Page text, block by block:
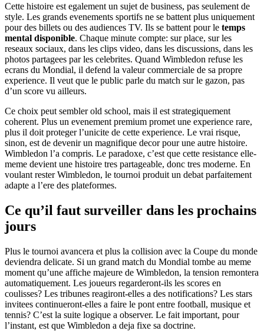
Cette histoire est egalement un sujet de business, pas seulement de
style. Les grands evenements sportifs ne se battent plus uniquement
pour des billets ou des audiences TV. Ils se battent pour le temps
mental disponible. Chaque minute compte: sur place, sur les
reseaux sociaux, dans les clips video, dans les discussions, dans les
photos partagees par les celebrites. Quand Wimbledon refuse les
ecrans du Mondial, il defend la valeur commerciale de sa propre
experience. Il veut que le public parle du match sur le gazon, pas
d’un score vu ailleurs.
Ce choix peut sembler old school, mais il est strategiquement
coherent. Plus un evenement premium promet une experience rare,
plus il doit proteger l’unicite de cette experience. Le vrai risque,
sinon, est de devenir un magnifique decor pour une autre histoire.
Wimbledon l’a compris. Le paradoxe, c’est que cette resistance elle-
meme devient une histoire tres partageable, donc tres moderne. En
voulant rester Wimbledon, le tournoi produit un debat parfaitement
adapte a l’ere des plateformes.
Ce qu’il faut surveiller dans les prochains
jours
Plus le tournoi avancera et plus la collision avec la Coupe du monde
deviendra delicate. Si un grand match du Mondial tombe au meme
moment qu’une affiche majeure de Wimbledon, la tension remontera
automatiquement. Les joueurs regarderont-ils les scores en
coulisses? Les tribunes reagiront-elles a des notifications? Les stars
invitees continueront-elles a faire le pont entre football, musique et
tennis? C’est la suite logique a observer. Le fait important, pour
l’instant, est que Wimbledon a deja fixe sa doctrine.